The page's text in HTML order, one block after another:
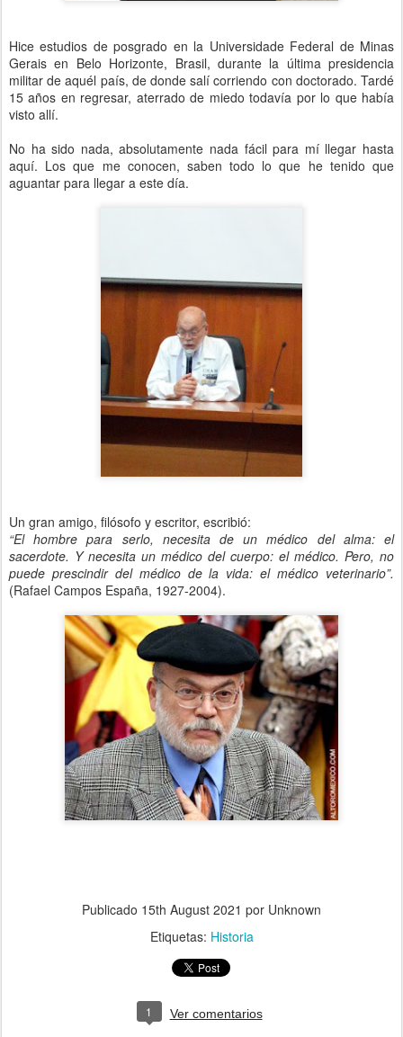
Hice estudios de posgrado en la Universidade Federal de Minas
Gerais en Belo Horizonte, Brasil, durante la última presidencia
militar de aquél país, de donde salí corriendo con doctorado. Tardé
15 años en regresar, aterrado de miedo todavía por lo que había
visto allí.
No ha sido nada, absolutamente nada fácil para mí llegar hasta
aquí. Los que me conocen, saben todo lo que he tenido que
aguantar para llegar a este día.
Un gran amigo, filósofo y escritor, escribió:
“El hombre para serlo, necesita de un médico del alma: el
sacerdote. Y necesita un médico del cuerpo: el médico. Pero, no
puede prescindir del médico de la vida: el médico veterinario”.
(Rafael Campos España, 1927-2004).
Publicado 15th August 2021 por Unknown
Etiquetas: Historia
1 Ver comentarios